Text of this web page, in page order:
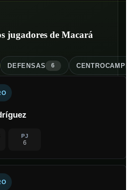
jugadores de Macará
DEFENSAS 6
PJ
6